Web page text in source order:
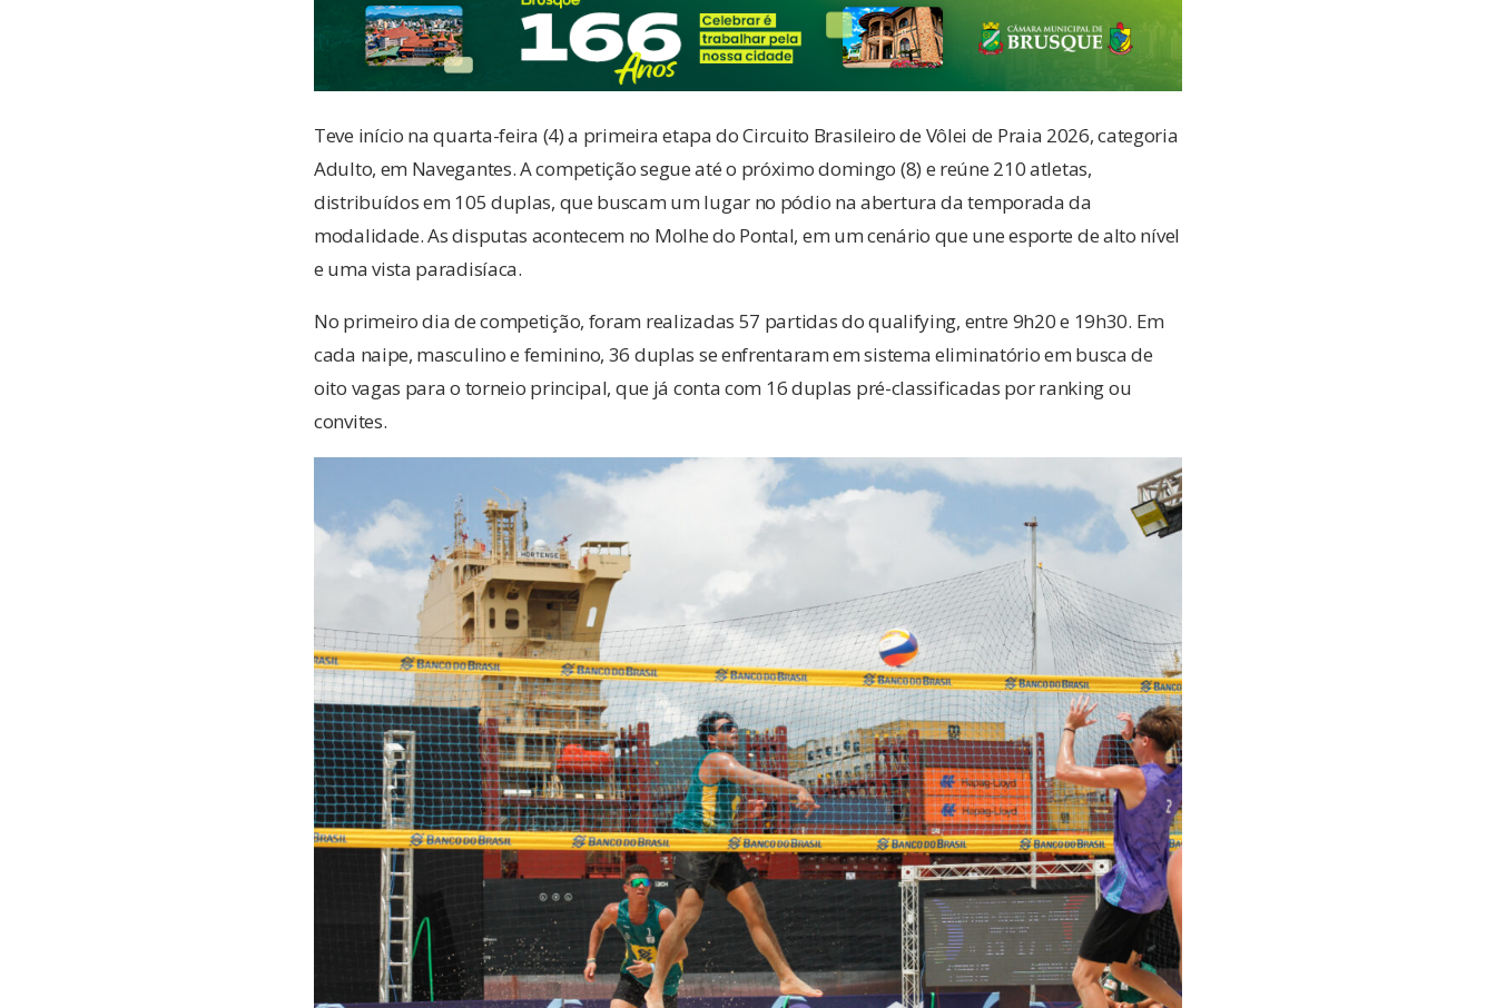
Teve início na quarta-feira (4) a primeira etapa do Circuito Brasileiro de Vôlei de Praia 2026, categoria
Adulto, em Navegantes. A competição segue até o próximo domingo (8) e reúne 210 atletas,
distribuídos em 105 duplas, que buscam um lugar no pódio na abertura da temporada da
modalidade. As disputas acontecem no Molhe do Pontal, em um cenário que une esporte de alto nível
e uma vista paradisíaca.
No primeiro dia de competição, foram realizadas 57 partidas do qualifying, entre 9h20 e 19h30. Em
cada naipe, masculino e feminino, 36 duplas se enfrentaram em sistema eliminatório em busca de
oito vagas para o torneio principal, que já conta com 16 duplas pré-classificadas por ranking ou
convites.